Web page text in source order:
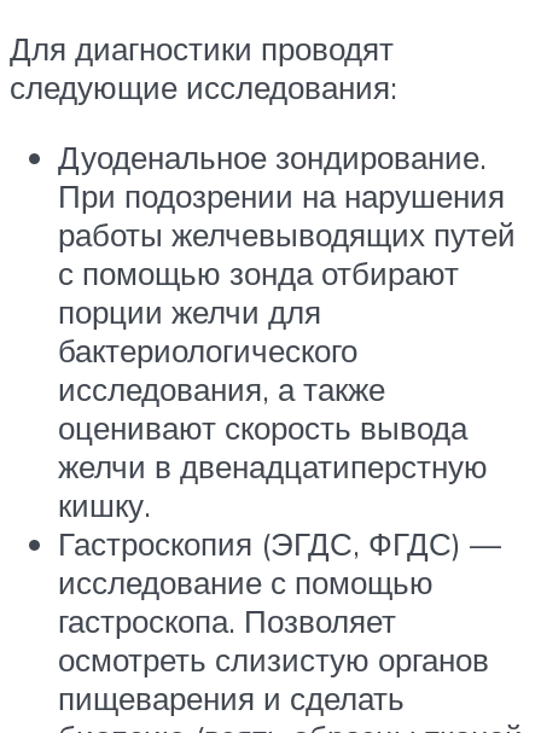
Для диагностики проводят
следующие исследования:
Дуоденальное зондирование.
При подозрении на нарушения
работы желчевыводящих путей
с помощью зонда отбирают
порции желчи для
бактериологического
исследования, а также
оценивают скорость вывода
желчи в двенадцатиперстную
кишку.
Гастроскопия (ЭГДС, ФГДС) —
исследование с помощью
гастроскопа. Позволяет
осмотреть слизистую органов
пищеварения и сделать